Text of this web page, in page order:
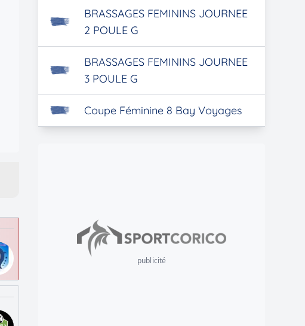
BRASSAGES FEMININS JOURNEE
2 POULE G
BRASSAGES FEMININS JOURNEE
3 POULE G
Coupe Féminine 8 Bay Voyages
publicité